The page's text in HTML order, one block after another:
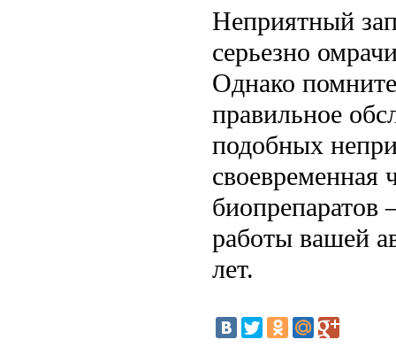
Неприятный
серьезно
Однако
правильное
подобных
своевременная
биопрепаратов
работы вашей
лет.